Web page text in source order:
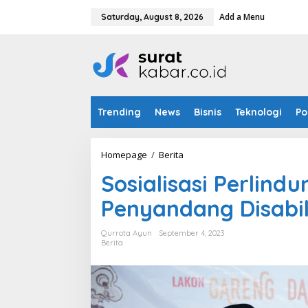
Saturday, August 8, 2026 Add a Menu
Trending News Bisnis Teknologi
Homepage / Berita
s
i
a
l
i
s
i
P
Sosialisasi
Penyandang
Qurrota Ayun
September 4, 2023
Berita